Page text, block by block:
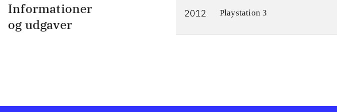
Informationer
og udgaver
2012 Playstation 3